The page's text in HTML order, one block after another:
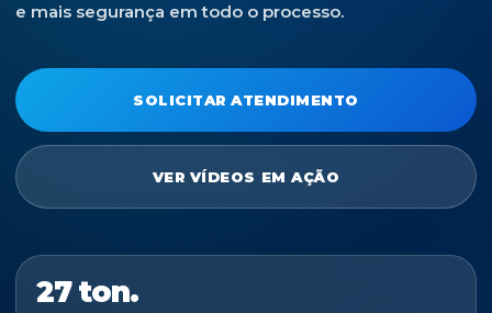
e mais segurança em todo o processo.
SOLICITAR ATENDIMENTO
VER VÍDEOS EM AÇÃO
27 ton.